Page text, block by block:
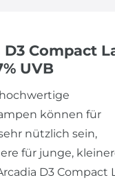
Compact
UVB
können für
nützlich sein,
für junge,
D3 Compact